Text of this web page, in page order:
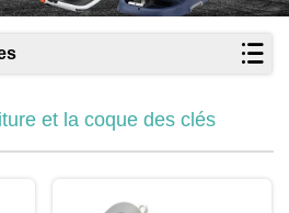
et la coque des clés